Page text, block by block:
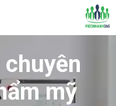
chuyên
mỹ